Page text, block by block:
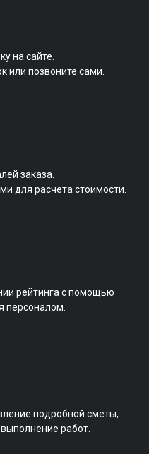
на сайте.
или позвоните сами.
заказа.
для расчета стоимости.
рейтинга с помощью
персоналом.
подробной сметы,
работ.